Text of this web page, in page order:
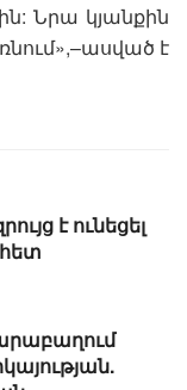
Նրա կյանքին
է
է ունեցել